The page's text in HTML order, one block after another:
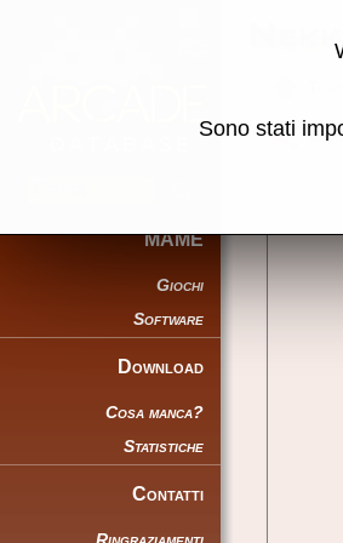
MAME
Giochi
Software
Download
Cosa manca?
Statistiche
Contatti
Sono stati